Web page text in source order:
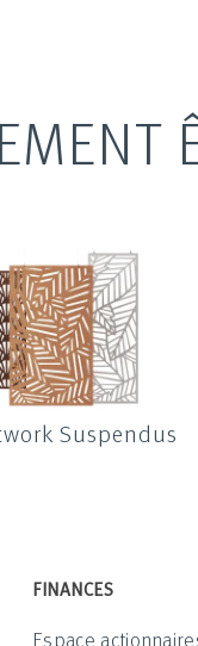
Suspendus
FINANCES
Espace